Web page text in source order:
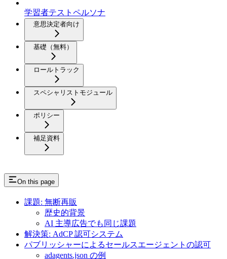
学習者テストペルソナ
意思決定者向け
基礎（無料）
ロールトラック
スペシャリストモジュール
ポリシー
補足資料
On this page
課題: 無断再販
歴史的背景
AI 主導広告でも同じ課題
解決策: AdCP 認可システム
パブリッシャーによるセールスエージェントの認可
adagents.json の例